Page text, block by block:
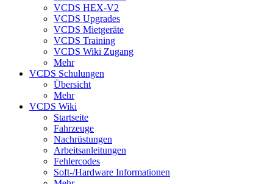
VCDS HEX-V2
VCDS Upgrades
VCDS Mietgeräte
VCDS Training
VCDS Wiki Zugang
Mehr
VCDS Schulungen
Übersicht
Mehr
VCDS Wiki
Startseite
Fahrzeuge
Nachrüstungen
Arbeitsanleitungen
Fehlercodes
Soft-/Hardware Informationen